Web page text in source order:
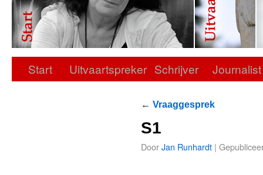
Start Uitvaartspreker Schrijver Journalist
← Vraaggesprek
S1
DoorJan Runhardt |